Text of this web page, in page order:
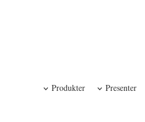
Produkter Presenter